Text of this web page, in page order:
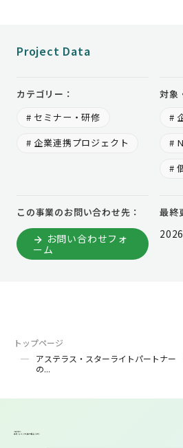
Project Data
カテゴリー：
# セミナー・研修
# 企業連携プロジェクト
対象
#
#
#
この事業のお問い合わせ先：
お問い合わせフォ
ーム
最終
トップページ
アステラス・スターライトパートナ
の...